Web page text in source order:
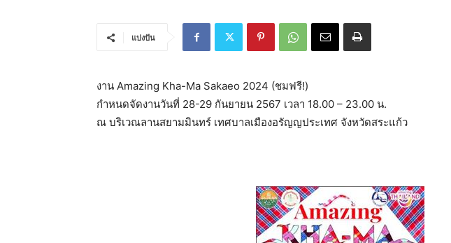
แบ่งปัน
งาน Amazing Kha-Ma Sakaeo 2024 (ชมฟรี!)
กำหนดจัดงานวันที่ 28-29 กันยายน 2567 เวลา 18.00 – 23.00 น.
ณ บริเวณลานสยามมินทร์ เทศบาลเมืองอรัญญประเทศ จังหวัดสระแก้ว